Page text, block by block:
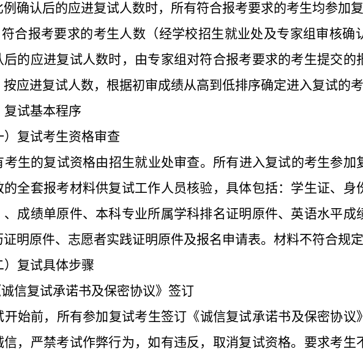
确认后的应进复试人数时，所有符合报考要求的考生均参加复
符合报考要求的考生人数（经学校招生就业处及专家组审核确
后的应进复试人数时， 由专家组对符合报考要求的考生提交的
按应进复试人数，根据初审成绩从高到低排序确定进入复试的考
复试基本程序
）复试考生资格审查
考生的复试资格由招生就业处审查。所有进入复试的考生参加
的全套报考材料供复试工作人员核验，具体包括：学生证、身
、成绩单原件、本科专业所属学科排名证明原件、英语水平成
明原件、志愿者实践证明原件及报名申请表。材料不符合规定
）复试具体步骤
诚信复试承诺书及保密协议》签订
开始前，所有参加复试考生签订《诚信复试承诺书及保密协议
信，严禁考试作弊行为，如有违反，取消复试资格。要求考生